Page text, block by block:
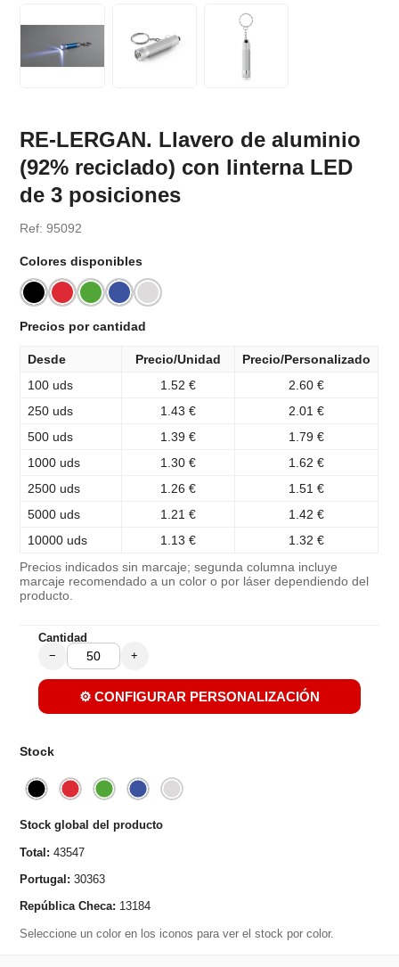
RE-LERGAN. Llavero de aluminio
(92% reciclado) con linterna LED
de 3 posiciones
Ref: 95092
Colores disponibles
Precios por cantidad
Desde Precio/Unidad
Precio/Personalizado
100 uds
1.52 €
2.60 €
250 uds
1.43 €
2.01 €
500 uds
1.39 €
1.79 €
1000 uds
1.30 €
1.62 €
2500 uds
1.26 €
1.51 €
5000 uds
1.21 €
1.42 €
10000 uds
1.13 € 1.32 €
Precios indicados sin marcaje; segunda columna incluye
marcaje recomendado a un color o por láser dependiendo del
producto.
Cantidad
− +
⚙️ CONFIGURAR PERSONALIZACIÓN
Stock
Stock global del producto
Total: 43547
Portugal: 30363
República Checa: 13184
Seleccione un color en los iconos para ver el stock por color.